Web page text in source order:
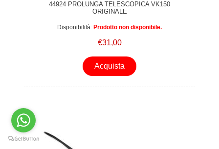
44924 PROLUNGA TELESCOPICA VK150
ORIGINALE
Disponibilità: Prodotto non disponibile.
€31,00
Acquista